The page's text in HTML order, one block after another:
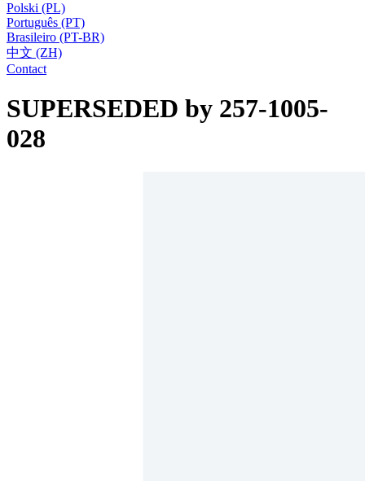
Polski (PL)
Português (PT)
Brasileiro (PT-BR)
中文 (ZH)
Contact
SUPERSEDED by 257-1005-
028